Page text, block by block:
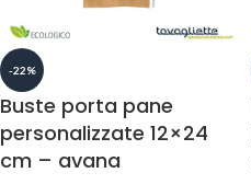
-22%
Buste porta pane
personalizzate 12×24
cm – avana